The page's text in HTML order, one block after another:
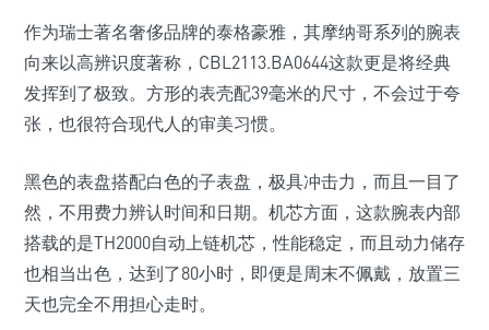
作为瑞士著名奢侈品牌的泰格豪雅，其摩纳哥系列的腕表
向来以高辨识度著称，CBL2113.BA0644这款更是将经典
发挥到了极致。方形的表壳配39毫米的尺寸，不会过于夸
张，也很符合现代人的审美习惯。
黑色的表盘搭配白色的子表盘，极具冲击力，而且一目了
然，不用费力辨认时间和日期。机芯方面，这款腕表内部
搭载的是TH2000自动上链机芯，性能稳定，而且动力储存
也相当出色，达到了80小时，即便是周末不佩戴，放置三
天也完全不用担心走时。